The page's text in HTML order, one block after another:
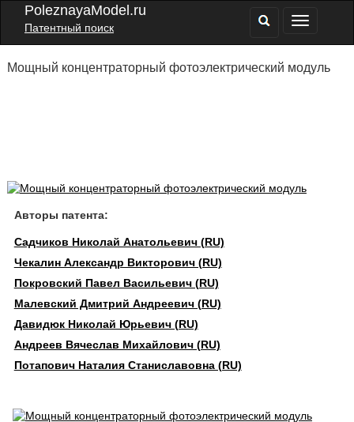
PoleznayaModel.ru
Патентный поиск
Мощный концентраторный фотоэлектрический модуль
Авторы патента:
Садчиков Николай Анатольевич (RU)
Чекалин Александр Викторович (RU)
Покровский Павел Васильевич (RU)
Малевский Дмитрий Андреевич (RU)
Давидюк Николай Юрьевич (RU)
Андреев Вячеслав Михайлович (RU)
Потапович Наталия Станиславовна (RU)